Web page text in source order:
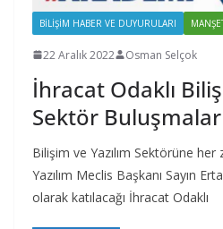
BILIŞIM HABER VE DUYURULARI
22 Aralık 2022 Osman Selçok
İhracat Odaklı
Sektör
Bilişim ve Yazılım Sektörüne
Yazılım Meclis Başkanı Sayın
olarak katılacağı İhracat Odaklı